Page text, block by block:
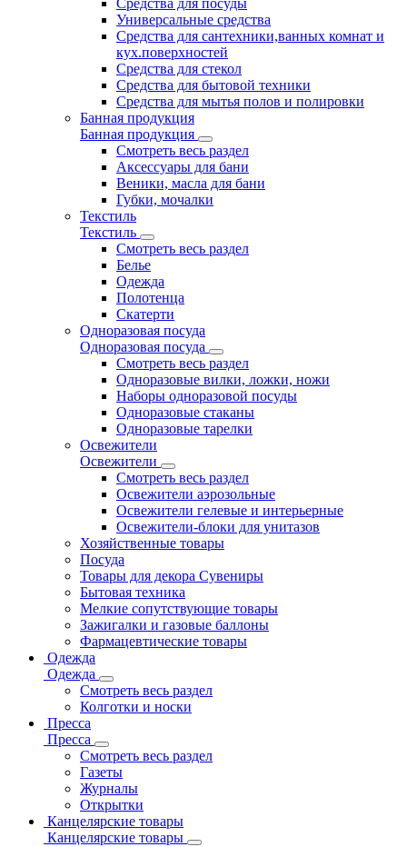
Средства для посуды
Универсальные средства
Средства для сантехники,ванных комнат и
кух.поверхностей
Средства для стекол
Средства для бытовой техники
Средства для мытья полов и полировки
Банная продукция
Банная продукция
Смотреть весь раздел
Аксессуары для бани
Веники, масла для бани
Губки, мочалки
Текстиль
Текстиль
Смотреть весь раздел
Белье
Одежда
Полотенца
Скатерти
Одноразовая посуда
Одноразовая посуда
Смотреть весь раздел
Одноразовые вилки, ложки, ножи
Наборы одноразовой посуды
Одноразовые стаканы
Одноразовые тарелки
Освежители
Освежители
Смотреть весь раздел
Освежители аэрозольные
Освежители гелевые и интерьерные
Освежители-блоки для унитазов
Хозяйственные товары
Посуда
Товары для декора Сувениры
Бытовая техника
Мелкие сопутствующие товары
Зажигалки и газовые баллоны
Фармацевтические товары
Одежда
Одежда
Смотреть весь раздел
Колготки и носки
Пресса
Пресса
Смотреть весь раздел
Газеты
Журналы
Открытки
Канцелярские товары
Канцелярские товары